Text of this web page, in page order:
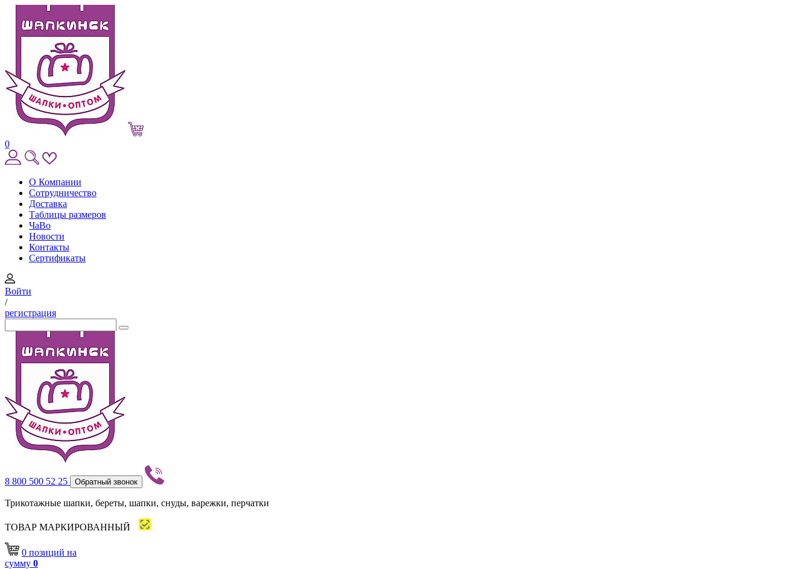
0
О Компании
Сотрудничество
Доставка
Таблицы размеров
ЧаВо
Новости
Контакты
Сертификаты
Войти
/
регистрация
8 800 500 52 25 Обратный звонок
Трикотажные шапки, береты, шапки, снуды, варежки, перчатки
ТОВАР МАРКИРОВАННЫЙ
0 позиций на
сумму 0